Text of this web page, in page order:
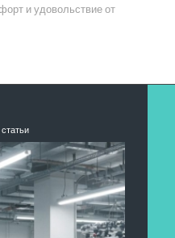
и удовольствие от